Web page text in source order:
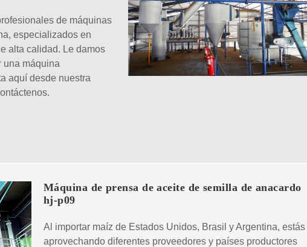
de máquinas
especializados en
alta calidad. Le damos
una máquina
aquí desde nuestra
Máquina de prensa de aceite de semilla de anacardo
hj-p09
Al importar maíz de Estados Unidos, Brasil y Argentina, estás
aprovechando diferentes proveedores y países productores